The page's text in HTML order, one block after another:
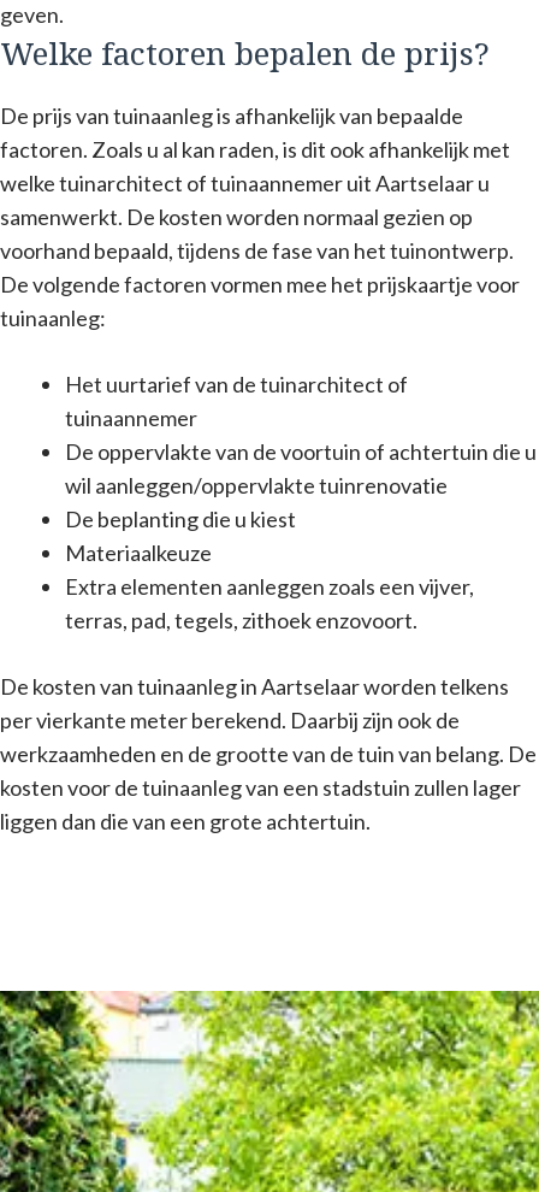
geven.
Welke factoren bepalen de prijs?
De prijs van tuinaanleg is afhankelijk van bepaalde
factoren. Zoals u al kan raden, is dit ook afhankelijk met
welke tuinarchitect of tuinaannemer uit Aartselaar u
samenwerkt. De kosten worden normaal gezien op
voorhand bepaald, tijdens de fase van het tuinontwerp.
De volgende factoren vormen mee het prijskaartje voor
tuinaanleg:
Het uurtarief van de tuinarchitect of
tuinaannemer
De oppervlakte van de voortuin of achtertuin die u
wil aanleggen/oppervlakte tuinrenovatie
De beplanting die u kiest
Materiaalkeuze
Extra elementen aanleggen zoals een vijver,
terras, pad, tegels, zithoek enzovoort.
De kosten van tuinaanleg in Aartselaar worden telkens
per vierkante meter berekend. Daarbij zijn ook de
werkzaamheden en de grootte van de tuin van belang. De
kosten voor de tuinaanleg van een stadstuin zullen lager
liggen dan die van een grote achtertuin.